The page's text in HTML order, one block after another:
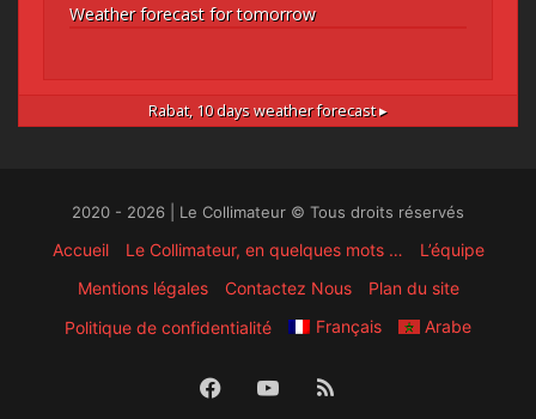
Weather forecast for tomorrow
Rabat, 10 days weather forecast ▸
2020 - 2026 | Le Collimateur © Tous droits réservés
Accueil Le Collimateur, en quelques mots …
L’équipe
Mentions légales
Contactez Nous
Plan du site
Politique de confidentialité
Français Arabe
FacebookYouTube